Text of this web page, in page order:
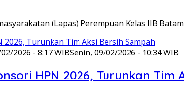
(Lapas) Perempuan Kelas IIB
2026 - 8:17 WIBSenin, 09/02/2026 - 10:34 WIB
HPN 2026, Turunkan Tim